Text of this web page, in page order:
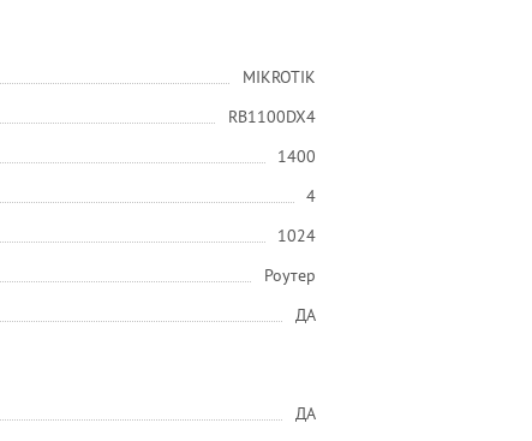
MIKROTIK
RB1100DX4
1400
4
1024
Роутер
ДА
ДА